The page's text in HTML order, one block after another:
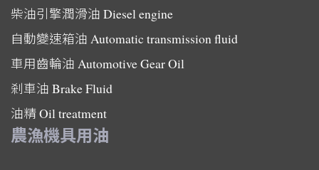
柴油引擎潤滑油 Diesel engine
自動變速箱油 Automatic transmission fluid
車用齒輪油 Automotive Gear Oil
剎車油 Brake Fluid
油精Oil treatment
農漁機具用油